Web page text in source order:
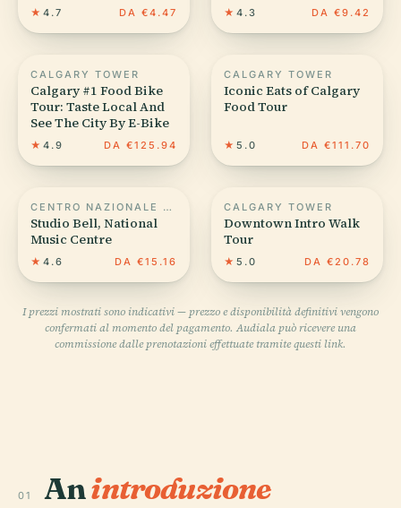
★ 4.7 DA €4.47 ★ 4.3 DA €9.42
CALGARY TOWER
Calgary #1 Food Bike
Tour: Taste Local And
See The City By E-Bike
★ 4.9 DA €125.94
CALGARY TOWER
Iconic Eats of Calgary
Food Tour
★ 5.0 DA €111.70
CENTRO NAZIONALE DI MUSICA
Studio Bell, National
Music Centre
★ 4.6 DA €15.16
CALGARY TOWER
Downtown Intro Walk
Tour
★ 5.0 DA €20.78
I prezzi mostrati sono indicativi — prezzo e disponibilità definitivi vengono
confermati al momento del pagamento. Audiala può ricevere una
commissione dalle prenotazioni effettuate tramite questi link.
01 Anintroduzione